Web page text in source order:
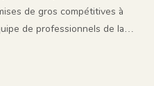
gagnant.
de gros compétitives à
de professionnels de la
et des vidéos créatives pour